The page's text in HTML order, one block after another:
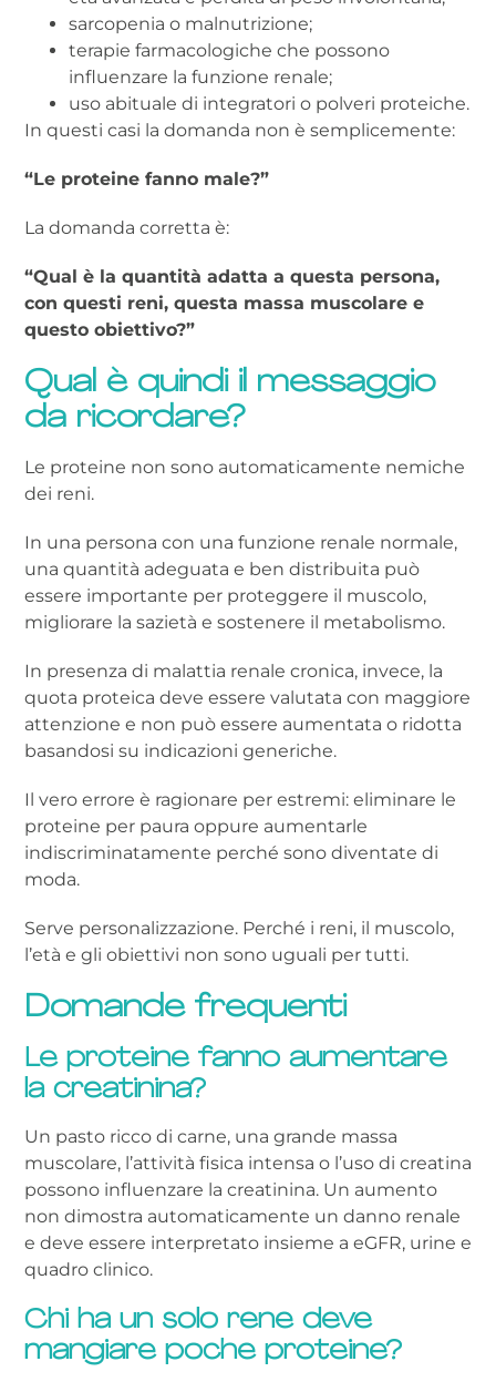
sarcopenia o malnutrizione;
terapie farmacologiche che possono
influenzare la funzione renale;
uso abituale di integratori o polveri proteiche.
In questi casi la domanda non è semplicemente:
“Le proteine fanno male?”
La domanda corretta è:
“Qual è la quantità adatta a questa persona,
con questi reni, questa massa muscolare e
questo obiettivo?”
Qual è quindi il messaggio
da ricordare?
Le proteine non sono automaticamente nemiche
dei reni.
In una persona con una funzione renale normale,
una quantità adeguata e ben distribuita può
essere importante per proteggere il muscolo,
migliorare la sazietà e sostenere il metabolismo.
In presenza di malattia renale cronica, invece, la
quota proteica deve essere valutata con maggiore
attenzione e non può essere aumentata o ridotta
basandosi su indicazioni generiche.
Il vero errore è ragionare per estremi: eliminare le
proteine per paura oppure aumentarle
indiscriminatamente perché sono diventate di
moda.
Serve personalizzazione. Perché i reni, il muscolo,
l’età e gli obiettivi non sono uguali per tutti.
Domande frequenti
Le proteine fanno aumentare
la creatinina?
Un pasto ricco di carne, una grande massa
muscolare, l’attività fisica intensa o l’uso di creatina
possono influenzare la creatinina. Un aumento
non dimostra automaticamente un danno renale
e deve essere interpretato insieme a eGFR, urine e
quadro clinico.
Chi ha un solo rene deve
mangiare poche proteine?